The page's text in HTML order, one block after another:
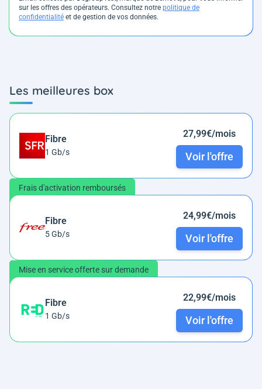
sur les offres des opérateurs. Consultez notre politique de
confidentialité et de gestion de vos données.
Les meilleures box
Fibre
1 Gb/s
27,99€/mois
Voir l'offre
Frais d'activation remboursés
Fibre
5 Gb/s
24,99€/mois
Voir l'offre
Mise en service offerte sur demande
Fibre
1 Gb/s
22,99€/mois
Voir l'offre